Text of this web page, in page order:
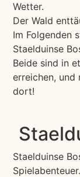
Wetter.
Der Wald
Im Folgenden
Staelduinse
Beide sind in
erreichen, und
dort!
Staelduinse
Spielabenteuer.